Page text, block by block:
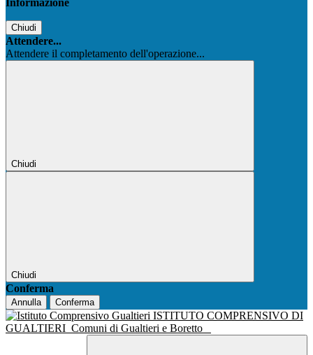
Informazione
Chiudi
Attendere...
Attendere il completamento dell'operazione...
Chiudi
Chiudi
Conferma
Annulla Conferma
ISTITUTO COMPRENSIVO DI
GUALTIERI Comuni di Gualtieri e Boretto